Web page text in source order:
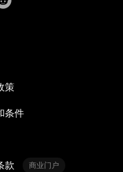
策
条件
款 商业门户